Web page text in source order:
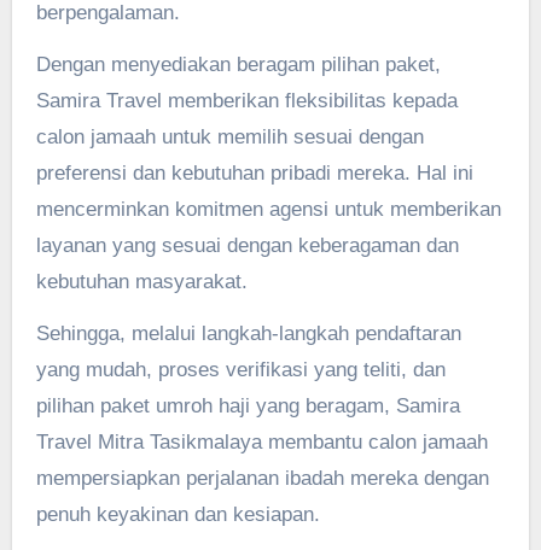
berpengalaman.
Dengan menyediakan beragam pilihan paket,
Samira Travel memberikan fleksibilitas kepada
calon jamaah untuk memilih sesuai dengan
preferensi dan kebutuhan pribadi mereka. Hal ini
mencerminkan komitmen agensi untuk memberikan
layanan yang sesuai dengan keberagaman dan
kebutuhan masyarakat.
Sehingga, melalui langkah-langkah pendaftaran
yang mudah, proses verifikasi yang teliti, dan
pilihan paket umroh haji yang beragam, Samira
Travel Mitra Tasikmalaya membantu calon jamaah
mempersiapkan perjalanan ibadah mereka dengan
penuh keyakinan dan kesiapan.